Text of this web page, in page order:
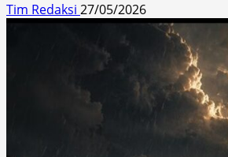
Tim Redaksi 27/05/2026